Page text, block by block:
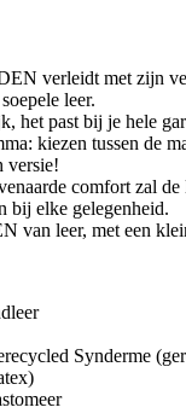
verleidt met zijn
leer.
het past bij je hele
kiezen tussen de
versie!
comfort zal
bij elke gelegenheid.
van leer, met een
Synderme